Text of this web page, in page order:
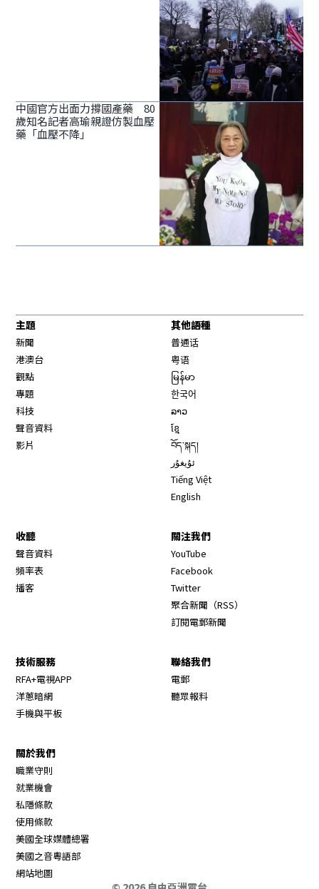
中國官方出面力撐國產藥 80
歲知名記者高瑜親證仿製血壓
藥「血壓不降」
主題
新聞
港澳台
觀點
專題
科技
聲音資料
影片
其他語種
普通话
粤语
မြန်မာ
한국어
ລາວ
ខ្មែ
བོད་སྐད།
ئۇيغۇر
Tiếng Việt
English
收聽
聲音資料
頻率表
播客
關注我們
YouTube
Facebook
Twitter
聚合新聞（RSS）
訂閱電郵新聞
技術服務
RFA+電視APP
洋蔥暗網
手機與平板
聯絡我們
電郵
聽眾報料
關於我們
職業守則
就業機會
私隱條款
使用條款
美國全球媒體總署
美國之音粵語部
網站地圖